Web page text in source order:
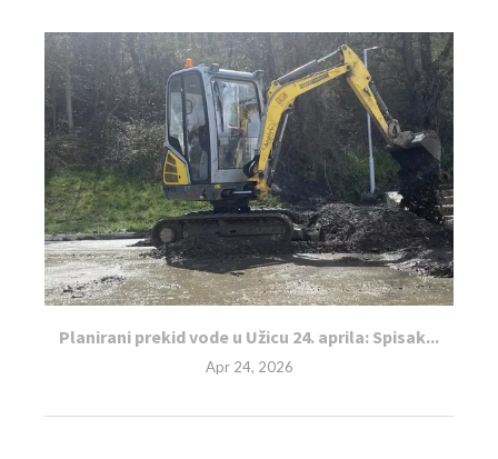
Planirani prekid vode u Užicu 24. aprila: Spisak...
Apr 24, 2026